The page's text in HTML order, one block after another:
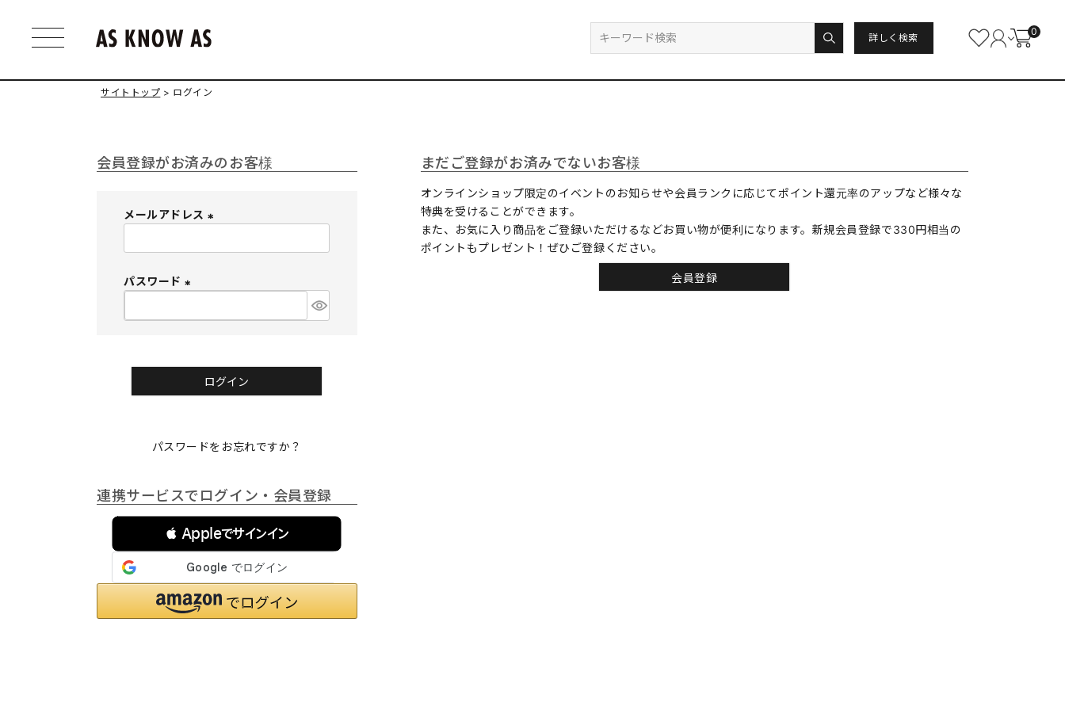
詳しく検索
0
サイトトップ ログイン
会員登録がお済みのお客様
メールアドレス
必
)
パスワード
必
ログイン
パスワードをお忘れですか？
連携サービスでログイン・会員登録
 Appleでサインイン
まだご登録がお済みでないお客様
オンラインショップ限定のイベントのお知らせや会員ランクに応じてポイント還元率のアップなど様々な
特典を受けることができます。
また、お気に入り商品をご登録いただけるなどお買い物が便利になります。新規会員登録で330円相当の
ポイントもプレゼント！ぜひご登録ください。
会員登録